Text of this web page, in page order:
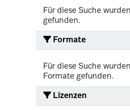
Für diese Suche
gefunden.
Formate
Für diese Suche
Formate gefunden.
Lizenzen